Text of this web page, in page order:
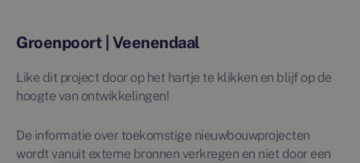
Groenpoort | Veenendaal
Like dit project door op het hartje te klikken en blijf op de
hoogte van ontwikkelingen!
De informatie over toekomstige nieuwbouwprojecten
wordt vanuit externe bronnen verkregen en niet door een